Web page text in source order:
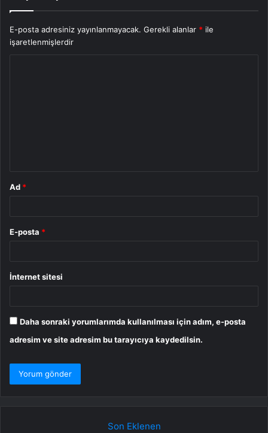
E-posta adresiniz yayınlanmayacak. Gerekli alanlar * ile
işaretlenmişlerdir
Ad *
E-posta *
İnternet sitesi
Daha sonraki yorumlarımda kullanılması için adım, e-posta
adresim ve site adresim bu tarayıcıya kaydedilsin.
Son Eklenen